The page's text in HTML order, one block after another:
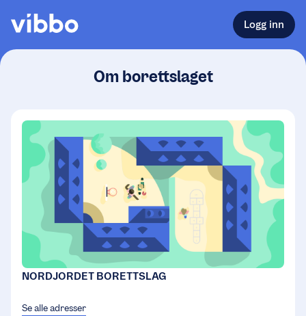
Logg inn
Om borettslaget
NORDJORDET BORETTSLAG
Se alle adresser